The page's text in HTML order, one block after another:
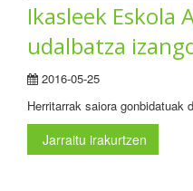
Ikasleek Eskola
udalbatza
2016-05-25
Herritarrak saiora gonbidatuak
Jarraitu irakurtzen